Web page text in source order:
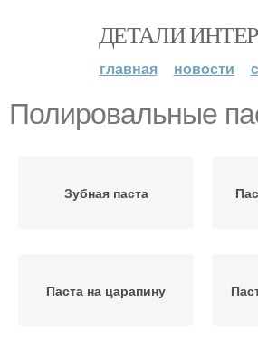
ДЕТАЛИ
главная новости
Полировальные
Зубная паста
Паста на царапину